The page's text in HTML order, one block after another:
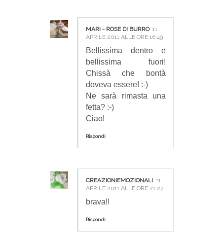
MARI - ROSE DI BURRO 11
APRILE 2011 ALLE ORE 16:49
Bellissima dentro e
bellissima fuori!
Chissà che bontà
doveva essere! :-)
Ne sarà rimasta una
fetta? :-)
Ciao!
Rispondi
CREAZIONIEMOZIONALI 11
APRILE 2011 ALLE ORE 21:27
brava!!
Rispondi